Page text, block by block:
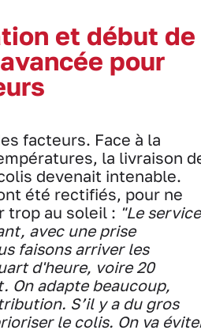
et début de
pour
facteurs. Face à la
la livraison
devenait intenable.
été rectifiés, pour ne
trop au soleil : "Le service
avec une prise
faisons arriver les
d'heure, voire 20
On adapte beaucoup,
S’il y a du gros
le colis. On va